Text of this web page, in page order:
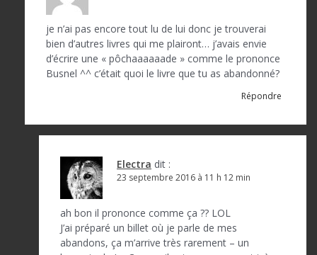
je n’ai pas encore tout lu de lui donc je trouverai
bien d’autres livres qui me plairont… j’avais envie
d’écrire une « pôchaaaaaade » comme le prononce
Busnel ^^ c’était quoi le livre que tu as abandonné?
Répondre
Electra dit :
23 septembre 2016 à 11 h 12 min
ah bon il prononce comme ça ?? LOL
J’ai préparé un billet où je parle de mes
abandons, ça m’arrive très rarement – un